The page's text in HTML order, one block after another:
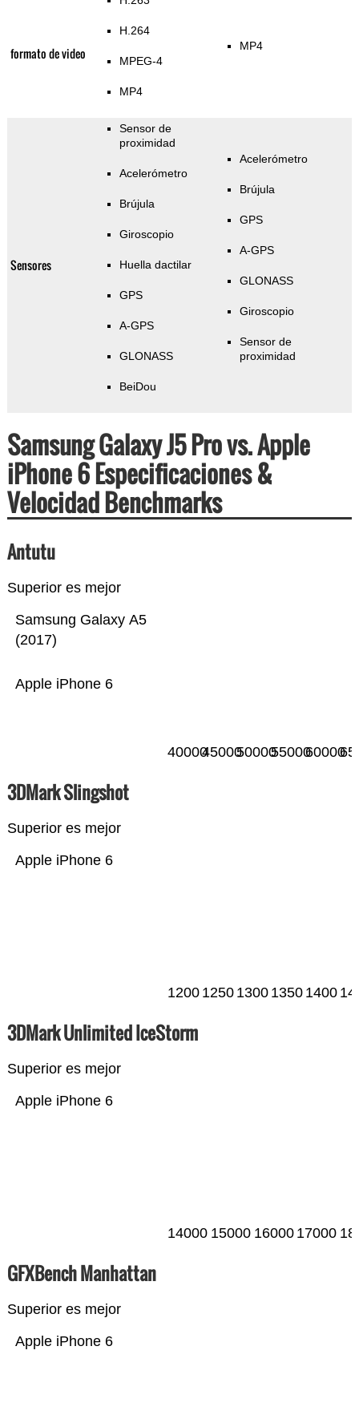
formato de video
H.264
MPEG-4
MP4
MP4
Sensores
Sensor de
proximidad
Acelerómetro
Brújula
Giroscopio
Huella dactilar
GPS
A-GPS
GLONASS
BeiDou
Acelerómetro
Brújula
GPS
A-GPS
GLONASS
Giroscopio
Sensor de
proximidad
Samsung Galaxy J5 Pro vs. Apple
iPhone 6 Especificaciones &
Velocidad Benchmarks
Antutu
Superior es mejor
Apple iPhone 6
Samsung Galaxy A5
(2017)
4000045000500005500060000
3DMark Slingshot
Superior es mejor
Apple iPhone 6
1200 1250 1300 1350 1400
3DMark Unlimited IceStorm
Superior es mejor
Apple iPhone 6
14000 15000 16000 17000
GFXBench Manhattan
Superior es mejor
Apple iPhone 6